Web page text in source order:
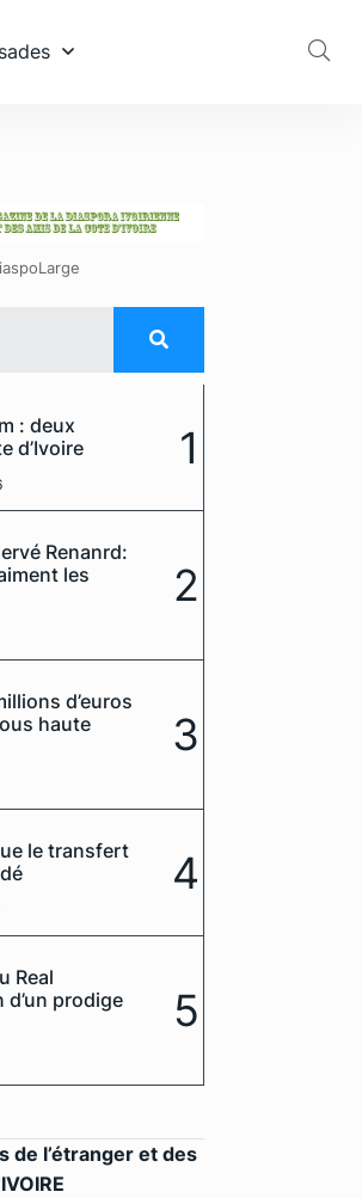
: deux
d’Ivoire
1
Renanrd:
les
2
d’euros
haute
3
le transfert
4
Real
d’un prodige
5
de l’étranger et des